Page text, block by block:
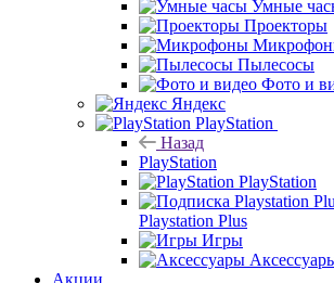
Умные
Проекторы
Пылесосы
Фото и
Яндекс
PlayStation
Назад
PlayStation
PlayStation
Playstation Plus
Игры
Акции